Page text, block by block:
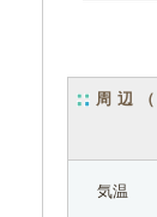
周辺
気温